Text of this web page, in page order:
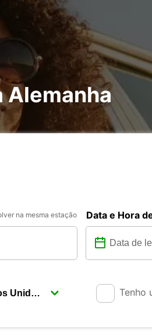
Alemanha
na mesma estação Data e Hora
Tenho